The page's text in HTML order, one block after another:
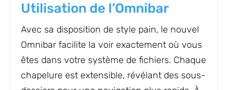
Utilisation de l’Omnibar
Avec sa disposition de style pain, le nouvel
Omnibar facilite la voir exactement où vous
êtes dans votre système de fichiers. Chaque
chapelure est extensible, révélant des sous-